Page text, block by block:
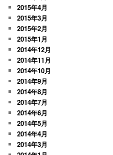
2015年4月
2015年3月
2015年2月
2015年1月
2014年12月
2014年11月
2014年10月
2014年9月
2014年8月
2014年7月
2014年6月
2014年5月
2014年4月
2014年3月